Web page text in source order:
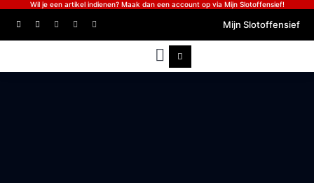
Wil je een artikel indienen? Maak dan een account op via Mijn Slotoffensief!
Mijn Slotoffensief